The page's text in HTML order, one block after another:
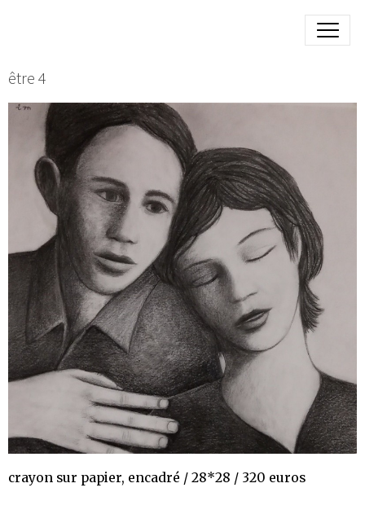
être 4
crayon sur papier, encadré / 28*28 / 320 euros